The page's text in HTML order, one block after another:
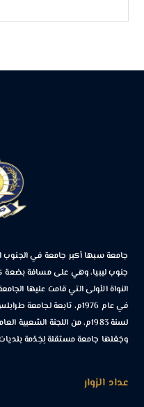
جامعة سبها أكبر جامعة في الجنوب
جنوب ليبيا، وهي على مسافة بضعة
النواة الأولى التي قامت عليها
لسنة 1983م، من اللجنة
وجَعْلها جامعة مستقلة لِخِدْمة بلديات
عداد الزوار